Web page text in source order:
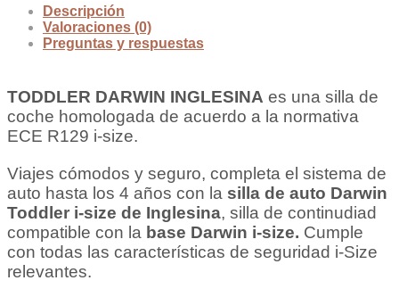
Descripción
Valoraciones (0)
Preguntas y respuestas
TODDLER DARWIN INGLESINA es una silla de
coche homologada de acuerdo a la normativa
ECE R129 i-size.
Viajes cómodos y seguro, completa el sistema de
auto hasta los 4 años con la silla de auto Darwin
Toddler i-size de Inglesina, silla de continudiad
compatible con la base Darwin i-size. Cumple
con todas las características de seguridad i-Size
relevantes.